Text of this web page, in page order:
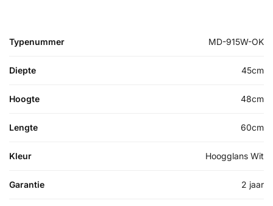
Typenummer MD-915W-OK
Diepte 45cm
Hoogte 48cm
Lengte 60cm
Kleur Hoogglans Wit
Garantie 2 jaar